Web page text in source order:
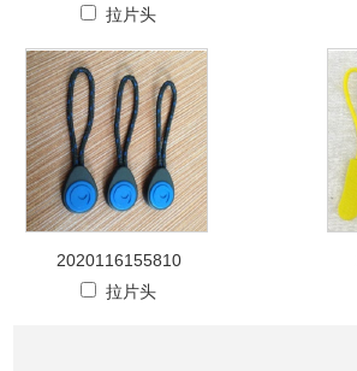
拉片头
2020116155810
拉片头